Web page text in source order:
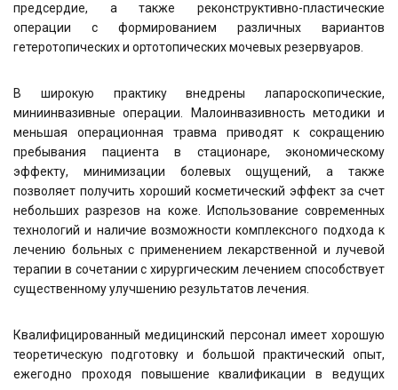
предсердие, а также реконструктивно-пластические
операции с формированием различных вариантов
гетеротопических и ортотопических мочевых резервуаров.
В широкую практику внедрены лапароскопические,
миниинвазивные операции. Малоинвазивность методики и
меньшая операционная травма приводят к сокращению
пребывания пациента в стационаре, экономическому
эффекту, минимизации болевых ощущений, а также
позволяет получить хороший косметический эффект за счет
небольших разрезов на коже. Использование современных
технологий и наличие возможности комплексного подхода к
лечению больных с применением лекарственной и лучевой
терапии в сочетании с хирургическим лечением способствует
существенному улучшению результатов лечения.
Квалифицированный медицинский персонал имеет хорошую
теоретическую подготовку и большой практический опыт,
ежегодно проходя повышение квалификации в ведущих